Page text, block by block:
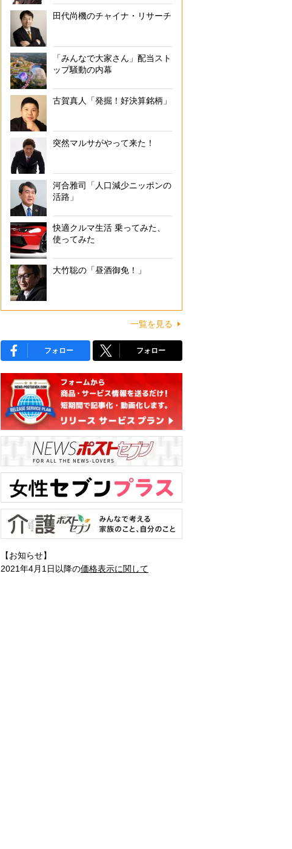
田代尚機のチャイナ・リサーチ
「みんなで大家さん」配当スト
ップ騒動の内幕
古賀真人「発掘！好決算銘柄」
突然マルサがやって来た！
河合雅司「人口減少ニッポンの
活路」
快適クルマ生活 乗ってみた、
使ってみた
大竹聡の「昼酒御免！」
一覧を見る
フォロー フォロー
【お知らせ】
2021年4月1日以降の価格表示に関して